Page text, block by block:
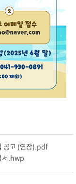
공고 (연장).pdf
서.hwp